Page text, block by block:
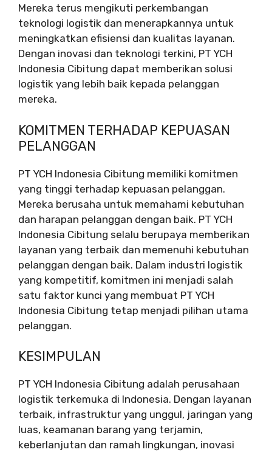
Mereka terus mengikuti perkembangan
teknologi logistik dan menerapkannya untuk
meningkatkan efisiensi dan kualitas layanan.
Dengan inovasi dan teknologi terkini, PT YCH
Indonesia Cibitung dapat memberikan solusi
logistik yang lebih baik kepada pelanggan
mereka.
KOMITMEN TERHADAP KEPUASAN
PELANGGAN
PT YCH Indonesia Cibitung memiliki komitmen
yang tinggi terhadap kepuasan pelanggan.
Mereka berusaha untuk memahami kebutuhan
dan harapan pelanggan dengan baik. PT YCH
Indonesia Cibitung selalu berupaya memberikan
layanan yang terbaik dan memenuhi kebutuhan
pelanggan dengan baik. Dalam industri logistik
yang kompetitif, komitmen ini menjadi salah
satu faktor kunci yang membuat PT YCH
Indonesia Cibitung tetap menjadi pilihan utama
pelanggan.
KESIMPULAN
PT YCH Indonesia Cibitung adalah perusahaan
logistik terkemuka di Indonesia. Dengan layanan
terbaik, infrastruktur yang unggul, jaringan yang
luas, keamanan barang yang terjamin,
keberlanjutan dan ramah lingkungan, inovasi